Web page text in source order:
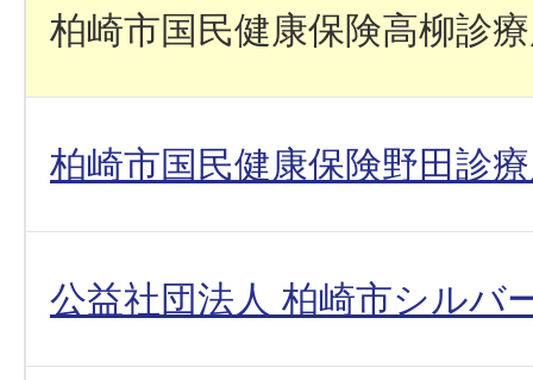
柏崎市国民健康保険高柳診
柏崎市国民健康保険野田診
公益社団法人 柏崎市シルバ